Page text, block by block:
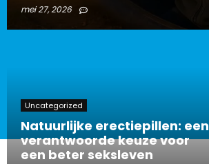
mei 27, 2026
Uncategorized
Natuurlijke erectiepillen: een
verantwoorde keuze voor
een beter seksleven